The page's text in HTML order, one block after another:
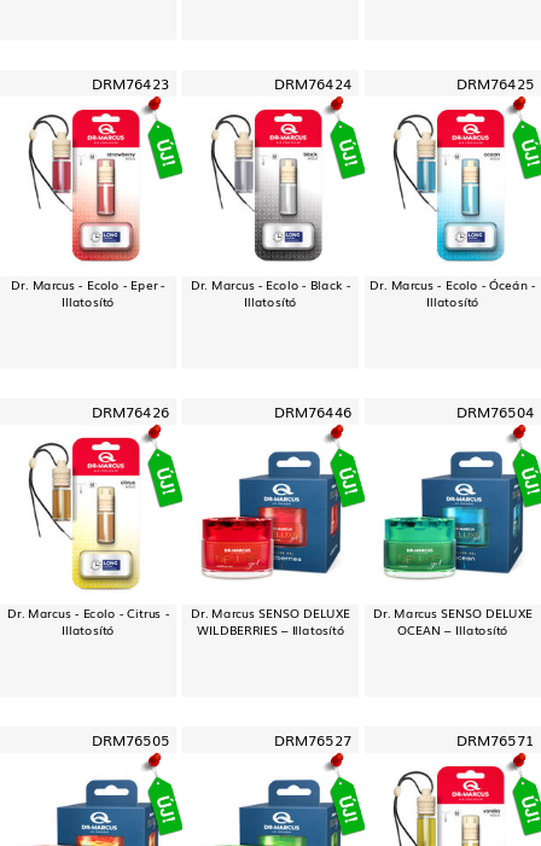
DRM76423
Dr. Marcus - Ecolo - Eper -
Illatosító
DRM76424
Dr. Marcus - Ecolo - Black -
Illatosító
DRM76425
Dr. Marcus - Ecolo - Óceán -
Illatosító
DRM76426
Dr. Marcus - Ecolo - Citrus -
Illatosító
DRM76446
Dr. Marcus SENSO DELUXE
WILDBERRIES – Illatosító
DRM76504
Dr. Marcus SENSO DELUXE
OCEAN – Illatosító
DRM76505 DRM76527 DRM76571